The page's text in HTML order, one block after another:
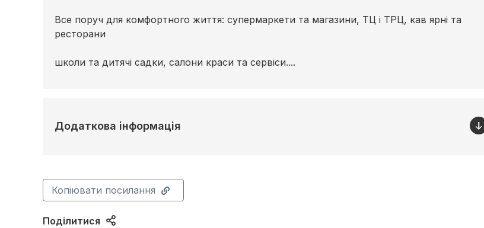
Все поруч для комфортного життя: супермаркети та магазини, ТЦ і ТРЦ, кав ярні та
ресторани
школи та дитячі садки, салони краси та сервіси....
Додаткова інформація
Копіювати посилання
Поділитися